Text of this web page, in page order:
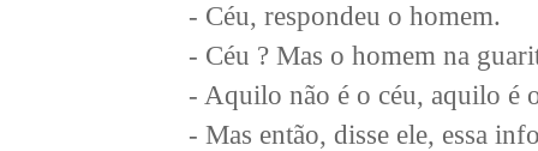
- Céu, respondeu o homem.
- Céu ? Mas o homem na
- Aquilo não é o céu, aquilo é
- Mas então, disse ele, essa